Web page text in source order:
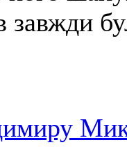
завжди